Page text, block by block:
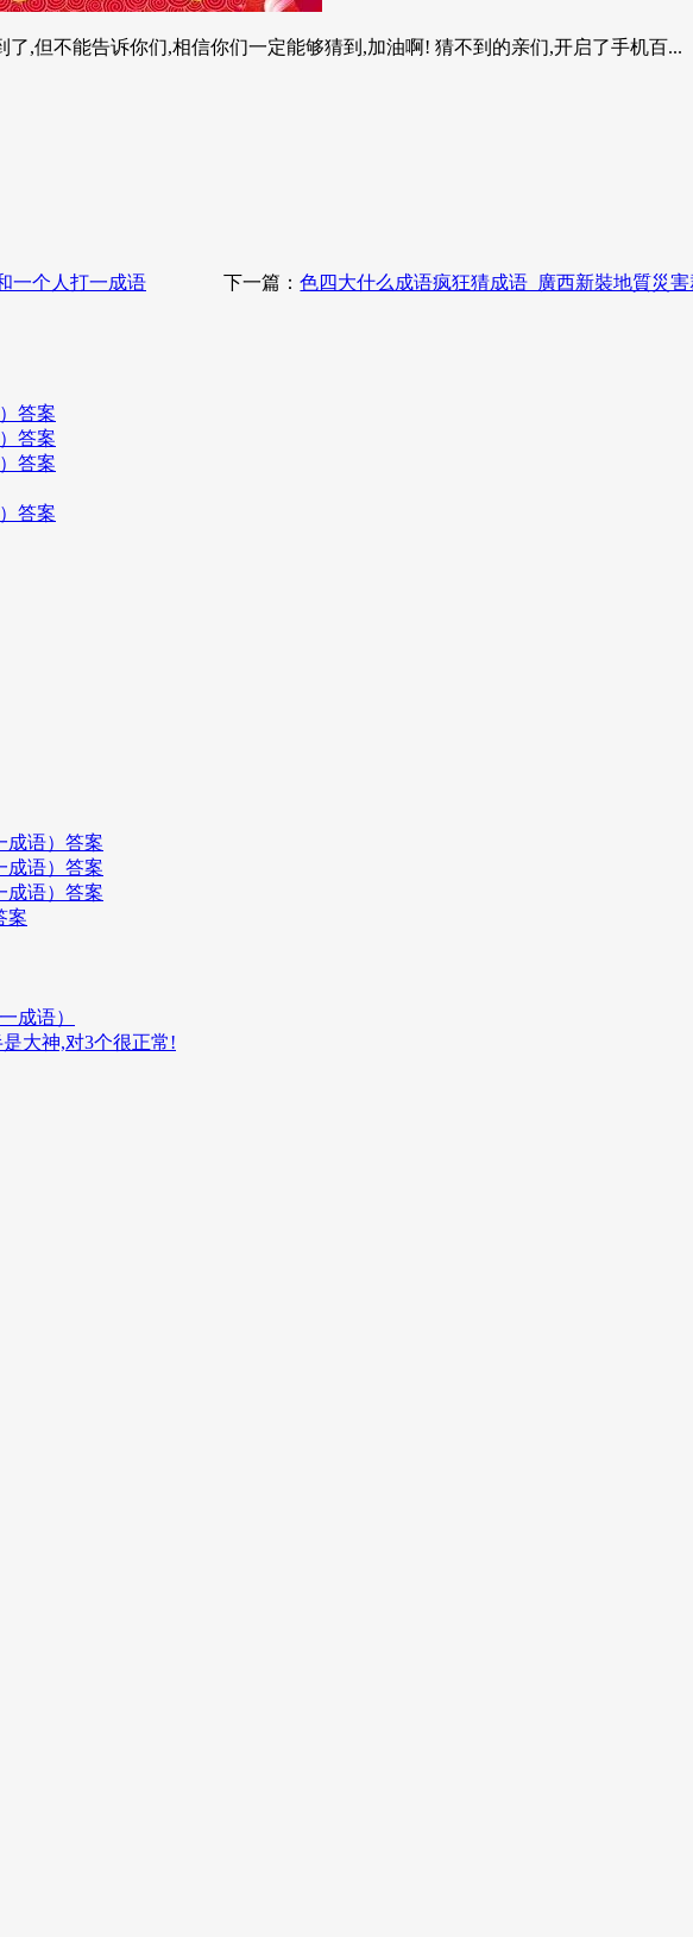
,但不能告诉你们,相信你们一定能够猜到,加油啊! 猜不到的亲们,开启了手机百...
一个人打一成语 下一篇：色四大什么成语疯狂猜成语_廣西新裝地質災
答案
答案
答案
答案
成语）答案
成语）答案
成语）答案
案
成语）
大神,对3个很正常!